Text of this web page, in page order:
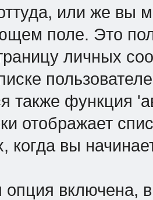
или же вы
поле. Это
личных
также функция
отображает
когда вы
включена,